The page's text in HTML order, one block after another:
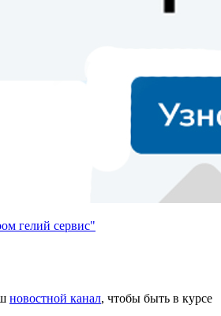
гелий сервис"
новостной канал, чтобы быть в курсе